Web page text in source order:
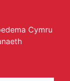
Cymru